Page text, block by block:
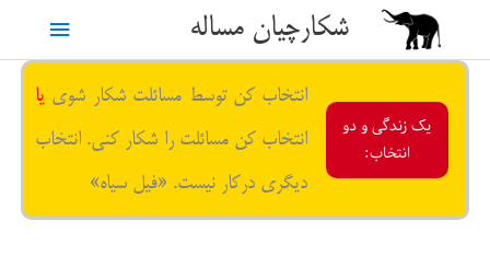
محتوا
شکارچیان مساله
فهرست
یک زندگی و دو
انتخاب:
انتخاب کن توسط مسائلت شکار شوی یا
انتخاب کن مسائلت را شکار کنی. انتخاب
دیگری درکار نیست. «فیل سیاه»